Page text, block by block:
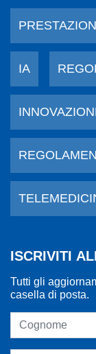
IA
ISCRIVITI
Tutti gli
casella di posta.